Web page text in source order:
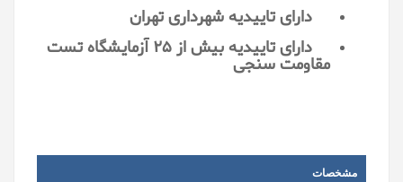
دارای تاییدیه شهرداری تهران
دارای تاییدیه بیش از 25 آزمایشگاه تست
مقاومت سنجی
مشخصات